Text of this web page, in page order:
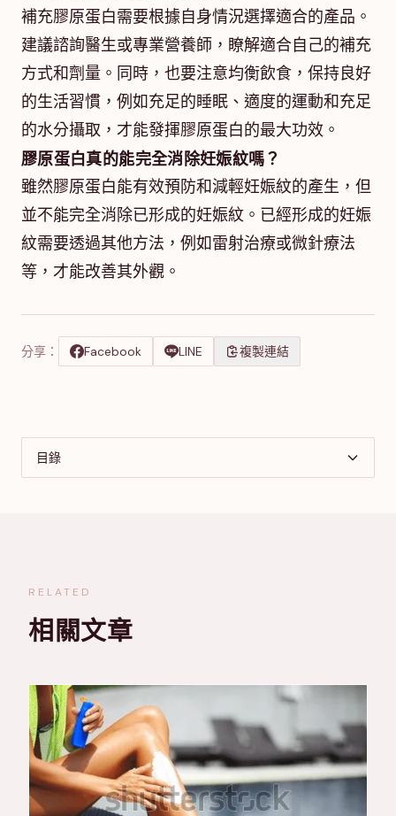
補充膠原蛋白需要根據自身情況選擇適合的產品。
建議諮詢醫生或專業營養師，瞭解適合自己的補充
方式和劑量。同時，也要注意均衡飲食，保持良好
的生活習慣，例如充足的睡眠、適度的運動和充足
的水分攝取，才能發揮膠原蛋白的最大功效。
膠原蛋白真的能完全消除妊娠紋嗎？
雖然膠原蛋白能有效預防和減輕妊娠紋的產生，但
並不能完全消除已形成的妊娠紋。已經形成的妊娠
紋需要透過其他方法，例如雷射治療或微針療法
等，才能改善其外觀。
分享： Facebook LINE 複製連結
目錄
RELATED
相關文章